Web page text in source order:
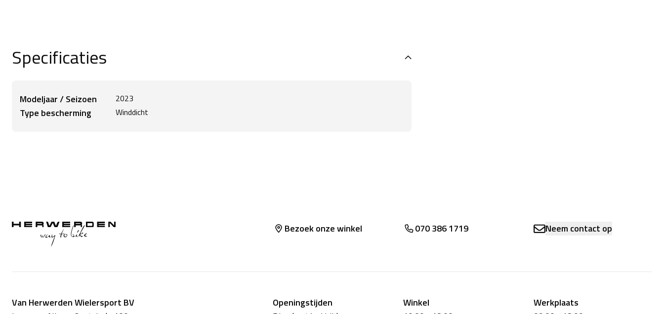
Specificaties:
Stof Inhoud: FRONT 88% Polyester, 12% Polyurethaan - OVERIGE: 84% Polyamide,
16% Elas
Specificaties
Modeljaar / Seizoen 2023
Type bescherming Winddicht
Bezoek onze winkel 070 386 1719 Neem contact op
Van Herwerden Wielersport BV
Openingstijden
Winkel
Werkplaats